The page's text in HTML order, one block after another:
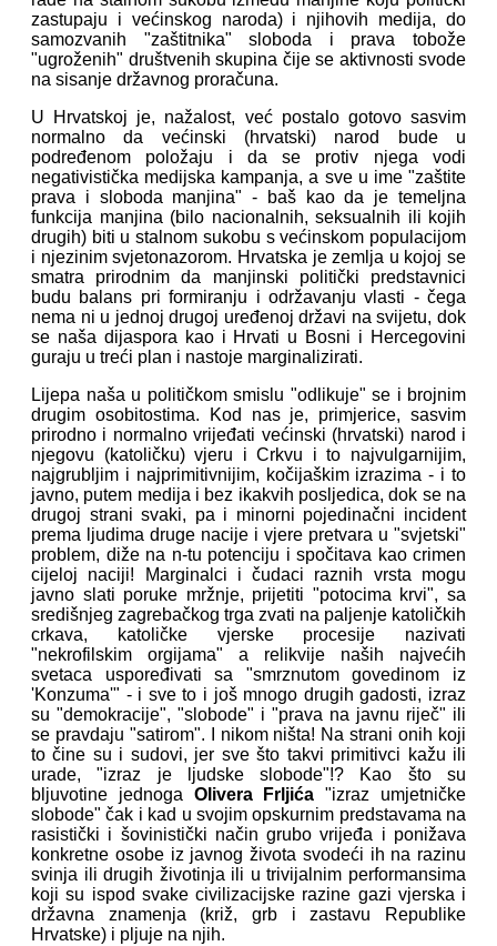
zastupaju i većinskog naroda) i njihovih medija, do
samozvanih "zaštitnika" sloboda i prava tobože
"ugroženih" društvenih skupina čije se aktivnosti svode
na sisanje državnog proračuna.
U Hrvatskoj je, nažalost, već postalo gotovo sasvim
normalno da većinski (hrvatski) narod bude u
podređenom položaju i da se protiv njega vodi
negativistička medijska kampanja, a sve u ime "zaštite
prava i sloboda manjina" - baš kao da je temeljna
funkcija manjina (bilo nacionalnih, seksualnih ili kojih
drugih) biti u stalnom sukobu s većinskom populacijom
i njezinim svjetonazorom. Hrvatska je zemlja u kojoj se
smatra prirodnim da manjinski politički predstavnici
budu balans pri formiranju i održavanju vlasti - čega
nema ni u jednoj drugoj uređenoj državi na svijetu, dok
se naša dijaspora kao i Hrvati u Bosni i Hercegovini
guraju u treći plan i nastoje marginalizirati.
Lijepa naša u političkom smislu "odlikuje" se i brojnim
drugim osobitostima. Kod nas je, primjerice, sasvim
prirodno i normalno vrijeđati većinski (hrvatski) narod i
njegovu (katoličku) vjeru i Crkvu i to najvulgarnijim,
najgrubljim i najprimitivnijim, kočijaškim izrazima - i to
javno, putem medija i bez ikakvih posljedica, dok se na
drugoj strani svaki, pa i minorni pojedinačni incident
prema ljudima druge nacije i vjere pretvara u "svjetski"
problem, diže na n-tu potenciju i spočitava kao crimen
cijeloj naciji! Marginalci i čudaci raznih vrsta mogu
javno slati poruke mržnje, prijetiti "potocima krvi", sa
središnjeg zagrebačkog trga zvati na paljenje katoličkih
crkava, katoličke vjerske procesije nazivati
"nekrofilskim orgijama" a relikvije naših najvećih
svetaca uspoređivati sa "smrznutom govedinom iz
'Konzuma'" - i sve to i još mnogo drugih gadosti, izraz
su "demokracije", "slobode" i "prava na javnu riječ" ili
se pravdaju "satirom". I nikom ništa! Na strani onih koji
to čine su i sudovi, jer sve što takvi primitivci kažu ili
urade, "izraz je ljudske slobode"!? Kao što su
bljuvotine jednoga Olivera Frljića "izraz umjetničke
slobode" čak i kad u svojim opskurnim predstavama na
rasistički i šovinistički način grubo vrijeđa i ponižava
konkretne osobe iz javnog života svodeći ih na razinu
svinja ili drugih životinja ili u trivijalnim performansima
koji su ispod svake civilizacijske razine gazi vjerska i
državna znamenja (križ, grb i zastavu Republike
Hrvatske) i pljuje na njih.